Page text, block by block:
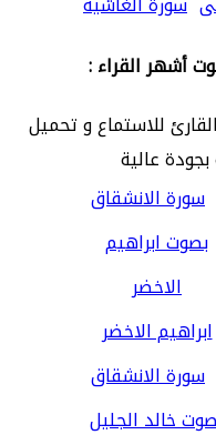
أشهر القراء :
للاستماع و تحميل
عالية
ابراهيم الاخضر